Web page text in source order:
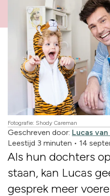
Fotografie: Shody Careman
Geschreven door: Lucas
Leestijd 3 minuten • 14
Als hun dochters
staan, kan Lucas
gesprek meer